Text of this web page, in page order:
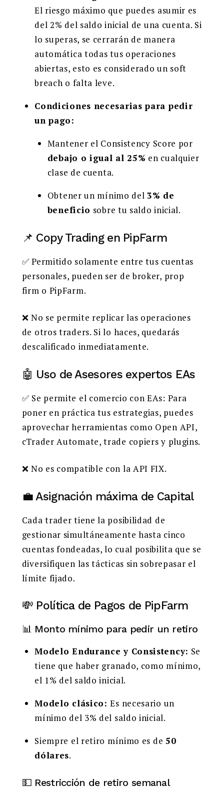
El riesgo máximo que puedes asumir es
del 2% del saldo inicial de una cuenta. Si
lo superas, se cerrarán de manera
automática todas tus operaciones
abiertas, esto es considerado un soft
breach o falta leve.
Condiciones necesarias para pedir
un pago:
Mantener el Consistency Score por
debajo o igual al 25% en cualquier
clase de cuenta.
Obtener un mínimo del3% de
beneficio sobre tu saldo inicial.
📌 Copy Trading en PipFarm
✅ Permitido solamente entre tus cuentas
personales, pueden ser de broker, prop
firm o PipFarm.
❌ No se permite replicar las operaciones
de otros traders. Si lo haces, quedarás
descalificado inmediatamente.
🤖 Uso de Asesores expertos EAs
✅ Se permite el comercio con EAs: Para
poner en práctica tus estrategias, puedes
aprovechar herramientas como Open API,
cTrader Automate, trade copiers y plugins.
❌ No es compatible con la API FIX.
💼 Asignación máxima de Capital
Cada trader tiene la posibilidad de
gestionar simultáneamente hasta cinco
cuentas fondeadas, lo cual posibilita que se
diversifiquen las tácticas sin sobrepasar el
límite fijado.
💸 Política de Pagos de PipFarm
📊 Monto mínimo para pedir un retiro
Modelo Endurance y Consistency: Se
tiene que haber granado, como mínimo,
el 1% del saldo inicial.
Modelo clásico:Es necesario un
mínimo del 3% del saldo inicial.
Siempre el retiro mínimo es de 50
dólares.
💵 Restricción de retiro semanal